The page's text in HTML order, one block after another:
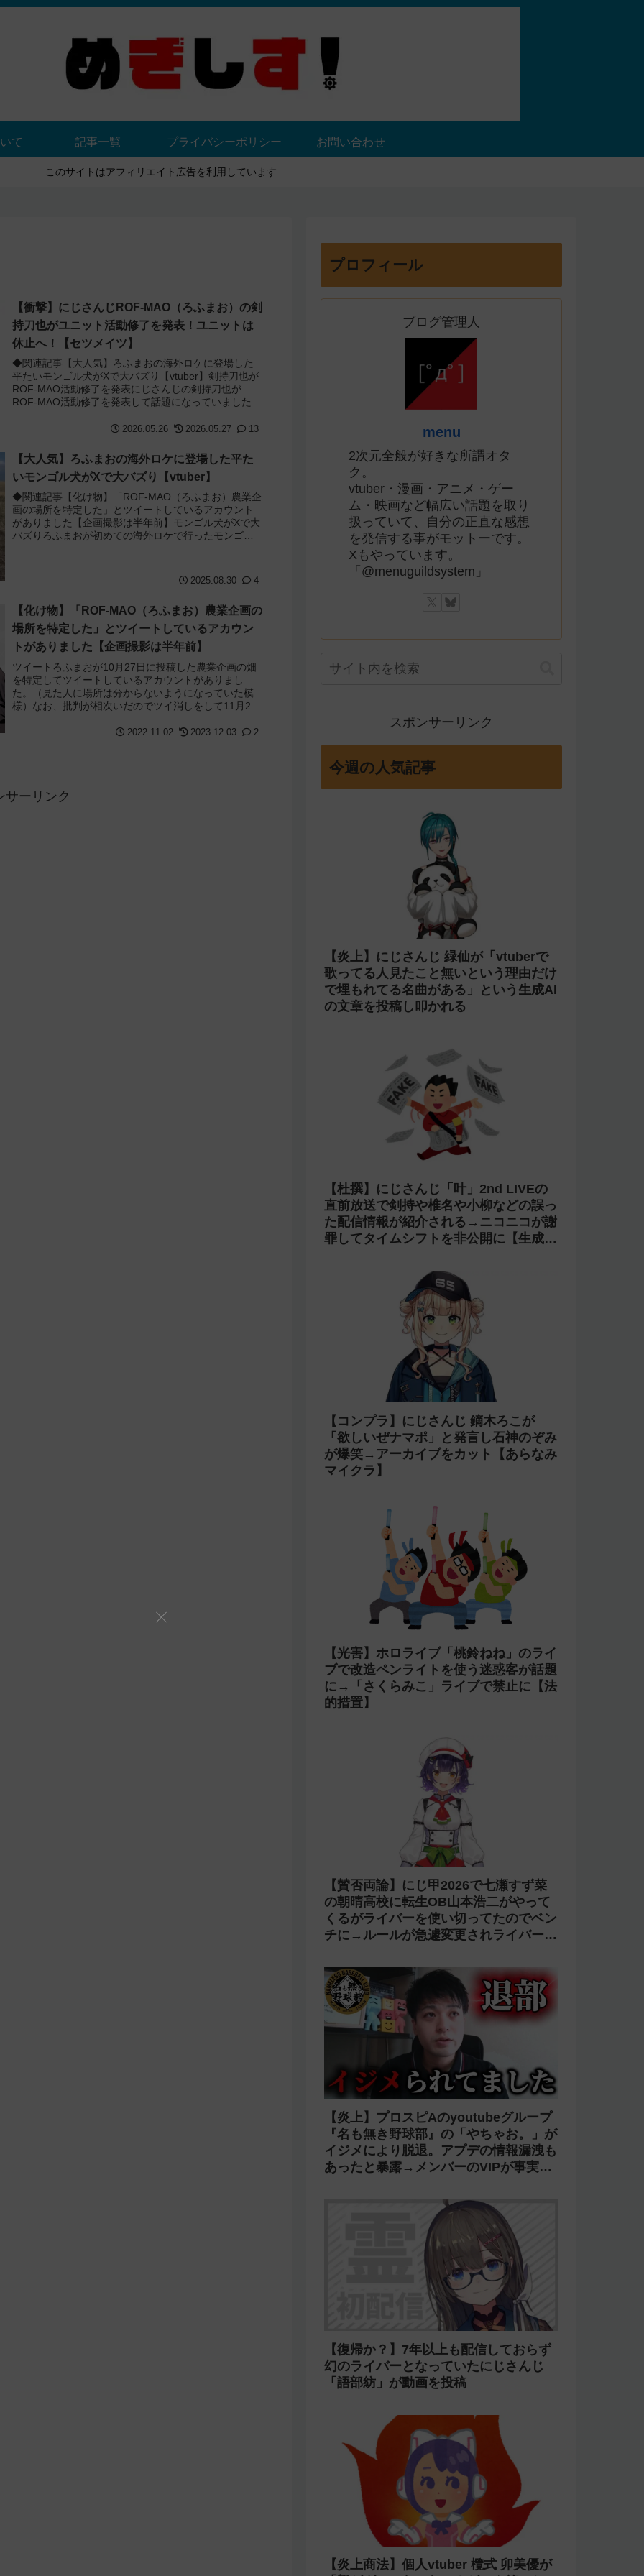
て 記事一覧 プライバシーポリシー お問い合わせ
このサイトはアフィリエイト広告を利用しています
【衝撃】にじさんじROF-MAO（ろふまお）の剣
持刀也がユニット活動修了を発表！ユニットは
休止へ！【セツメイツ】
◆関連記事【大人気】ろふまおの海外ロケに登場した
平たいモンゴル犬がXで大バズり【vtuber】剣持刀也が
ROF-MAO活動修了を発表にじさんじの剣持刀也が
ROF-MAO活動修了を発表して話題になっていました。
2026.05.26 2026.05.27 13
【大人気】ろふまおの海外ロケに登場した平た
いモンゴル犬がXで大バズり【vtuber】
◆関連記事【化け物】「ROF-MAO（ろふまお）農業企
画の場所を特定した」とツイートしているアカウント
がありました【企画撮影は半年前】モンゴル犬がXで大
バズりろふまおが初めての海外ロケで行ったモンゴル
2025.08.30 4
【化け物】「ROF-MAO（ろふまお）農業企画の
場所を特定した」とツイートしているアカウン
トがありました【企画撮影は半年前】
ツイートろふまおが10月27日に投稿した農業企画の畑
を特定してツイートしているアカウントがありまし
た。（見た人に場所は分からないようになっていた模
様）なお、批判が相次いだのでツイ消しをして11月2日
2022.11.02 2023.12.03 2
サーリンク
プロフィール
ブログ管理人
menu
2次元全般が好きな所謂オタ
ク。
vtuber・漫画・アニメ・ゲー
ム・映画など幅広い話題を取り
扱っていて、自分の正直な感想
を発信する事がモットーです。
Xもやっています。
「@menuguildsystem」
スポンサーリンク
今週の人気記事
【炎上】にじさんじ 緑仙が「vtuberで
歌ってる人見たこと無いという理由だけ
で埋もれてる名曲がある」という生成AI
の文章を投稿し叩かれる
【杜撰】にじさんじ「叶」2nd LIVEの
直前放送で剣持や椎名や小柳などの誤っ
た配信情報が紹介される→ニコニコが謝
罪してタイムシフトを非公開に【生成
【コンプラ】にじさんじ 鏑木ろこが
「欲しいぜナマポ」と発言し石神のぞみ
が爆笑→アーカイブをカット【あらなみ
マイクラ】
【光害】ホロライブ「桃鈴ねね」のライ
ブで改造ペンライトを使う迷惑客が話題
に→「さくらみこ」ライブで禁止に【法
的措置】
【賛否両論】にじ甲2026で七瀬すず菜
の朝晴高校に転生OB山本浩二がやって
くるがライバーを使い切ってたのでベン
チに→ルールが急遽変更されライバーの
【炎上】プロスピAのyoutubeグループ
『名も無き野球部』の「やちゃお。」が
イジメにより脱退。アプデの情報漏洩も
あったと暴露→メンバーのVIPが事実無
【復帰か？】7年以上も配信しておらず
幻のライバーとなっていたにじさんじ
「語部紡」が動画を投稿
【炎上商法】個人vtuber 欖式 卯美優が